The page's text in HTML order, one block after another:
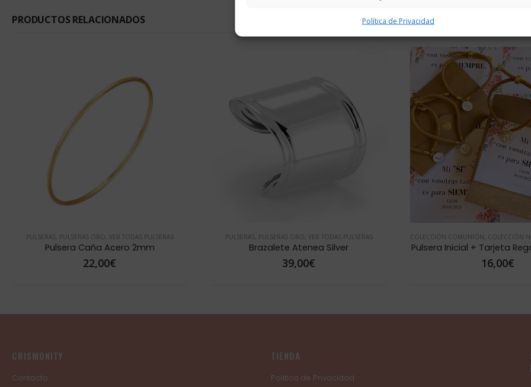
Política de Privacidad
PRODUCTOS RELACIONADOS
TODAS PULSERAS
PULSERAS, PULSERAS ORO VER TODAS PULSERAS
Brazalete Atenea Silver
39,00€
COLECCIÓN COMUNIÓN, COLECCIÓN NOVIA,COLECCIONES JOYAS CON LETRAS,JOYAS PERSONALIZADAS,
Pulsera Inicial + Tarjeta Regalo Invitadas
16,00€
DÍA DE LA MADRE,JOYAS CON LETRAS,
Pulsera Plata Mensaje
39,00€
CRISMONITY
Contacto
TIENDA
Politica de Privacidad